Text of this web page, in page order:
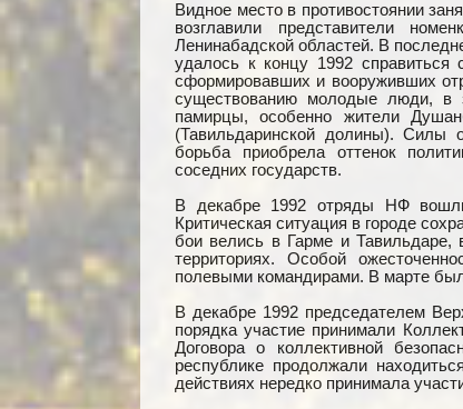
Видное место в противостоянии
возглавили представители
Ленинабадской областей. В
удалось к концу 1992 справиться
сформировавших и вооруживших
существованию молодые люди, в
памирцы, особенно жители
(Тавильдаринской долины). Силы
борьба приобрела оттенок
соседних государств.
В декабре 1992 отряды НФ
Критическая ситуация в городе
бои велись в Гарме и Тавильдаре,
территориях. Особой
полевыми командирами. В марте
В декабре 1992 председателем
порядка участие принимали
Договора о коллективной
республике продолжали
действиях нередко принимала